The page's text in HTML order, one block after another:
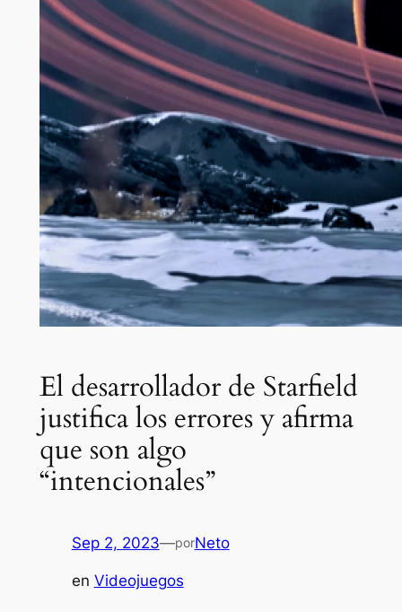
El desarrollador de Starfield
justifica los errores y afirma
que son algo
“intencionales”
Sep 2, 2023—porNeto
en Videojuegos